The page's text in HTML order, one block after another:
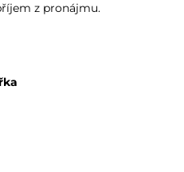
z pronájmu.